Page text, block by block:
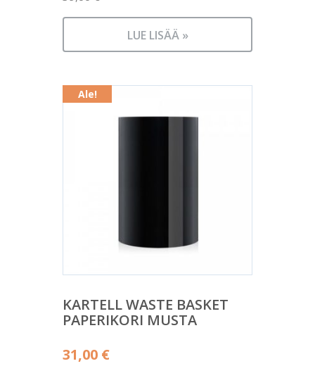
oli:
Nykyinen
on:
LUE LISÄÄ »
Ale!
KARTELL WASTE BASKET
PAPERIKORI MUSTA
Alkuperäinen
31,00 €